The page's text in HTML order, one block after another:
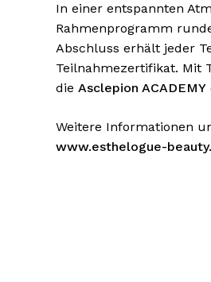
In einer entspannten
Rahmenprogramm
Abschluss erhält jeder
Teilnahmezertifikat. Mit
die Asclepion ACADEMY
Weitere Informationen
www.esthelogue-